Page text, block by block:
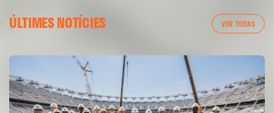
ÚLTIMES NOTÍCIES VER TODAS